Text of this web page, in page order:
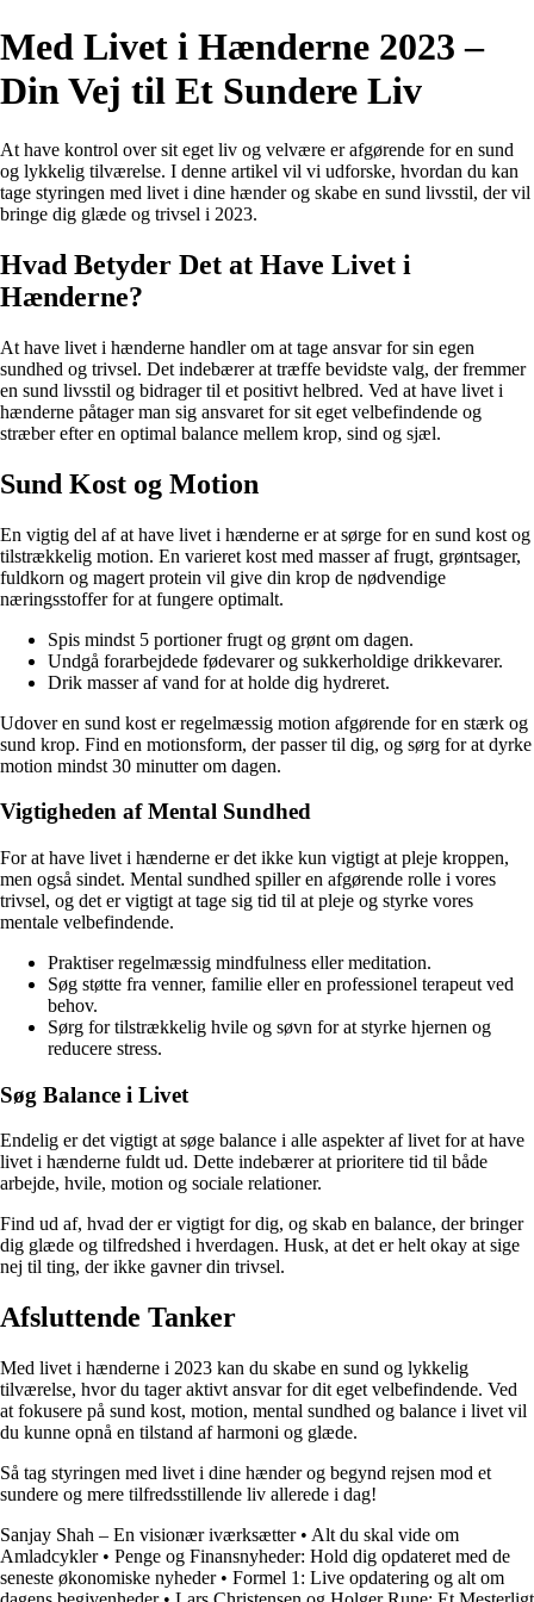
Med Livet i Hænderne 2023 –
Din Vej til Et Sundere Liv
At have kontrol over sit eget liv og velvære er afgørende for en sund
og lykkelig tilværelse. I denne artikel vil vi udforske, hvordan du kan
tage styringen med livet i dine hænder og skabe en sund livsstil, der vil
bringe dig glæde og trivsel i 2023.
Hvad Betyder Det at Have Livet i
Hænderne?
At have livet i hænderne handler om at tage ansvar for sin egen
sundhed og trivsel. Det indebærer at træffe bevidste valg, der fremmer
en sund livsstil og bidrager til et positivt helbred. Ved at have livet i
hænderne påtager man sig ansvaret for sit eget velbefindende og
stræber efter en optimal balance mellem krop, sind og sjæl.
Sund Kost og Motion
En vigtig del af at have livet i hænderne er at sørge for en sund kost og
tilstrækkelig motion. En varieret kost med masser af frugt, grøntsager,
fuldkorn og magert protein vil give din krop de nødvendige
næringsstoffer for at fungere optimalt.
Spis mindst 5 portioner frugt og grønt om dagen.
Undgå forarbejdede fødevarer og sukkerholdige drikkevarer.
Drik masser af vand for at holde dig hydreret.
Udover en sund kost er regelmæssig motion afgørende for en stærk og
sund krop. Find en motionsform, der passer til dig, og sørg for at dyrke
motion mindst 30 minutter om dagen.
Vigtigheden af Mental Sundhed
For at have livet i hænderne er det ikke kun vigtigt at pleje kroppen,
men også sindet. Mental sundhed spiller en afgørende rolle i vores
trivsel, og det er vigtigt at tage sig tid til at pleje og styrke vores
mentale velbefindende.
Praktiser regelmæssig mindfulness eller meditation.
Søg støtte fra venner, familie eller en professionel terapeut ved
behov.
Sørg for tilstrækkelig hvile og søvn for at styrke hjernen og
reducere stress.
Søg Balance i Livet
Endelig er det vigtigt at søge balance i alle aspekter af livet for at have
livet i hænderne fuldt ud. Dette indebærer at prioritere tid til både
arbejde, hvile, motion og sociale relationer.
Find ud af, hvad der er vigtigt for dig, og skab en balance, der bringer
dig glæde og tilfredshed i hverdagen. Husk, at det er helt okay at sige
nej til ting, der ikke gavner din trivsel.
Afsluttende Tanker
Med livet i hænderne i 2023 kan du skabe en sund og lykkelig
tilværelse, hvor du tager aktivt ansvar for dit eget velbefindende. Ved
at fokusere på sund kost, motion, mental sundhed og balance i livet vil
du kunne opnå en tilstand af harmoni og glæde.
Så tag styringen med livet i dine hænder og begynd rejsen mod et
sundere og mere tilfredsstillende liv allerede i dag!
Sanjay Shah – En visionær iværksætter• Alt du skal vide om
Amladcykler• Penge og Finansnyheder: Hold dig opdateret med de
seneste økonomiske nyheder• Formel 1: Live opdatering og alt om